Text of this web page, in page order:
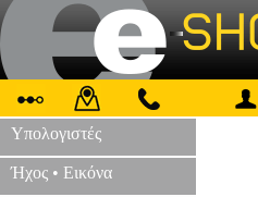
Υπολογιστές
Ήχος • Εικόνα